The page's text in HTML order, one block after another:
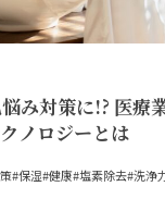
み対策に!? 医療
ノロジーとは
保湿 健康 塩素除去 洗浄